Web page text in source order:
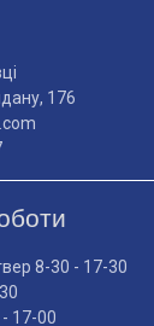
176
8-30 - 17-30
17-00